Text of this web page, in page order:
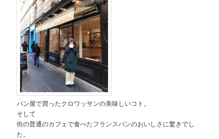
パン屋で買ったクロワッサンの美味しいコト。
そして
街の普通のカフェで食べたフランスパンのおいしさに驚きでし
た。